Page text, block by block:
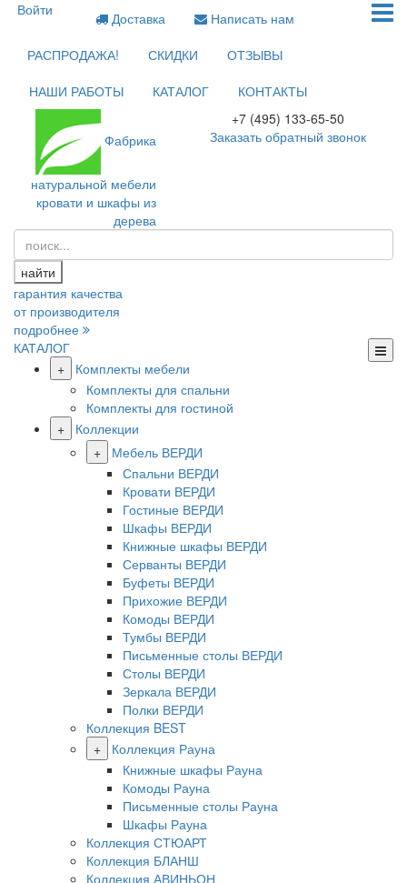
Войти Доставка
Написать нам
РАСПРОДАЖА!
СКИДКИ
ОТЗЫВЫ
НАШИ РАБОТЫ
КАТАЛОГ КОНТАКТЫ
Фабрика
натуральной мебели
кровати и шкафы из
дерева
+7 (495) 133-65-50
Заказать обратный звонок
найти
гарантия качества
от производителя
подробнее
КАТАЛОГ
+
Комплекты мебели
Комплекты для спальни
Комплекты для гостиной
+
Коллекции
+
Мебель ВЕРДИ
Спальни ВЕРДИ
Кровати ВЕРДИ
Гостиные ВЕРДИ
Шкафы ВЕРДИ
Книжные шкафы ВЕРДИ
Серванты ВЕРДИ
Буфеты ВЕРДИ
Прихожие ВЕРДИ
Комоды ВЕРДИ
Тумбы ВЕРДИ
Письменные столы ВЕРДИ
Столы ВЕРДИ
Зеркала ВЕРДИ
Полки ВЕРДИ
Коллекция BEST
+
Коллекция Рауна
Книжные шкафы Рауна
Комоды Рауна
Письменные столы Рауна
Шкафы Рауна
Коллекция СТЮАРТ
Коллекция БЛАНШ
Коллекция АВИНЬОН